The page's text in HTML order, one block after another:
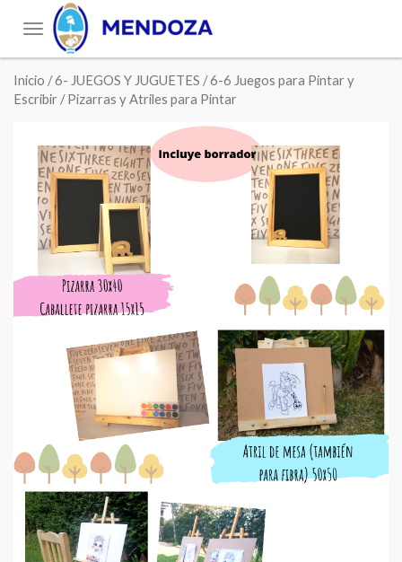
Toggle
navigation
Inicio /6- JUEGOS Y JUGUETES /6-6 Juegos para Pintar y
Escribir / Pizarras y Atriles para Pintar